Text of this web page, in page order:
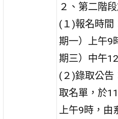
２、第二階段
(１)報名時間
期一）上午9
期三）中午
(２)錄取公告
取名單，於
上午9時，由